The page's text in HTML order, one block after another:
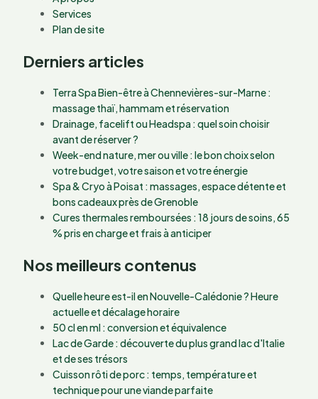
Services
Plan de site
Derniers articles
Terra Spa Bien-être à Chennevières-sur-Marne :
massage thaï, hammam et réservation
Drainage, facelift ou Headspa : quel soin choisir
avant de réserver ?
Week-end nature, mer ou ville : le bon choix selon
votre budget, votre saison et votre énergie
Spa & Cryo à Poisat : massages, espace détente et
bons cadeaux près de Grenoble
Cures thermales remboursées : 18 jours de soins, 65
% pris en charge et frais à anticiper
Nos meilleurs contenus
Quelle heure est-il en Nouvelle-Calédonie ? Heure
actuelle et décalage horaire
50 cl en ml : conversion et équivalence
Lac de Garde : découverte du plus grand lac d'Italie
et de ses trésors
Cuisson rôti de porc : temps, température et
technique pour une viande parfaite